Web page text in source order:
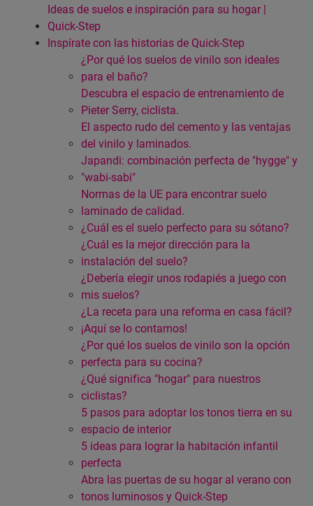
Ideas de suelos e inspiración para su hogar |
Quick-Step
Inspírate con las historias de Quick-Step
¿Por qué los suelos de vinilo son ideales
para el baño?
Descubra el espacio de entrenamiento de
Pieter Serry, ciclista.
El aspecto rudo del cemento y las ventajas
del vinilo y laminados.
Japandi: combinación perfecta de "hygge" y
"wabi-sabi"
Normas de la UE para encontrar suelo
laminado de calidad.
¿Cuál es el suelo perfecto para su sótano?
¿Cuál es la mejor dirección para la
instalación del suelo?
¿Debería elegir unos rodapiés a juego con
mis suelos?
¿La receta para una reforma en casa fácil?
¡Aquí se lo contamos!
¿Por qué los suelos de vinilo son la opción
perfecta para su cocina?
¿Qué significa "hogar" para nuestros
ciclistas?
5 pasos para adoptar los tonos tierra en su
espacio de interior
5 ideas para lograr la habitación infantil
perfecta
Abra las puertas de su hogar al verano con
tonos luminosos y Quick-Step